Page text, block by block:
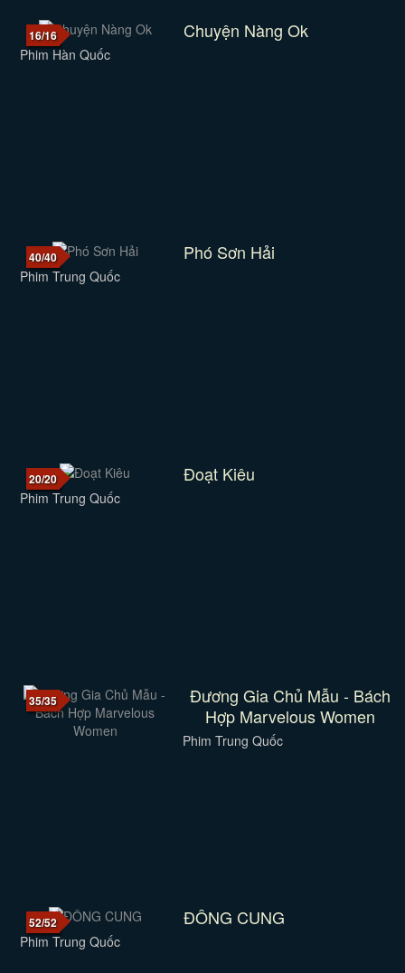
16/16 Chuyện Nàng Ok
Phim Hàn Quốc
40/40 Phó Sơn Hải
Phim Trung Quốc
20/20 Đoạt Kiêu
Phim Trung Quốc
35/35
Đương Gia Chủ Mẫu - Bách
Hợp Marvelous Women
Phim Trung Quốc
52/52 ĐÔNG CUNG
Phim Trung Quốc